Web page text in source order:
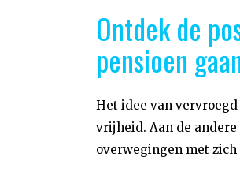
Ontdek de
pensioen
Het idee van
vrijheid. Aan de
overwegingen met zich